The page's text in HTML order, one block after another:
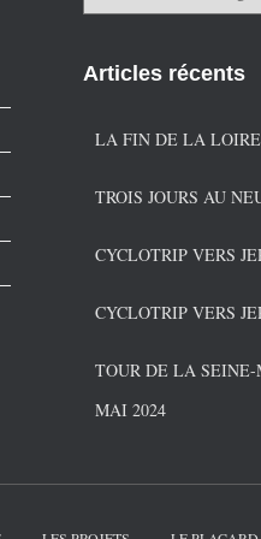
a
é
gArticles récents
LA FIN DE LA
TROIS JOURS AU
CYCLOTRIP VERS
CYCLOTRIP VERS
TOUR DE LA
MAI 2024